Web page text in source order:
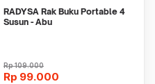
RADYSA Rak Buku Portable 4
Susun - Abu
Rp109.000
Rp 99.000